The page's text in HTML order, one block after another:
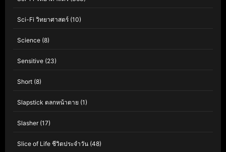
Sci-Fi วิทยาศาสตร์ (10)
Science (8)
Sensitive (23)
Short (8)
Slapstick ตลกหน้าตาย (1)
Slasher(17)
Slice of Life ชีวิตประจำวัน (48)